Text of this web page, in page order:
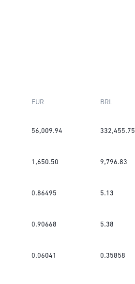
EUR BRL
56,009.94 332,455.75
1,650.50 9,796.83
0.86495 5.13
0.90668 5.38
0.06041 0.35858